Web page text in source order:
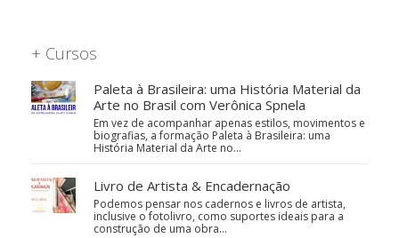
+ Cursos
Paleta à Brasileira: uma História Material da
Arte no Brasil com Verônica Spnela
Em vez de acompanhar apenas estilos, movimentos e
biografias, a formação Paleta à Brasileira: uma
História Material da Arte no…
Livro de Artista & Encadernação
Podemos pensar nos cadernos e livros de artista,
inclusive o fotolivro, como suportes ideais para a
construção de uma obra…